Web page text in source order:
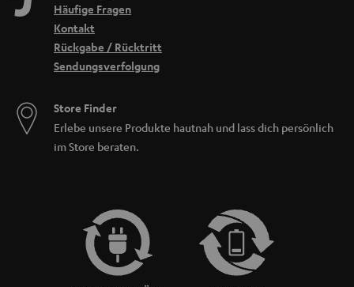
Häufige Fragen
Kontakt
Rückgabe / Rücktritt
Sendungsverfolgung
Store Finder
Erlebe unsere Produkte hautnah und lass dich persönlich
im Store beraten.